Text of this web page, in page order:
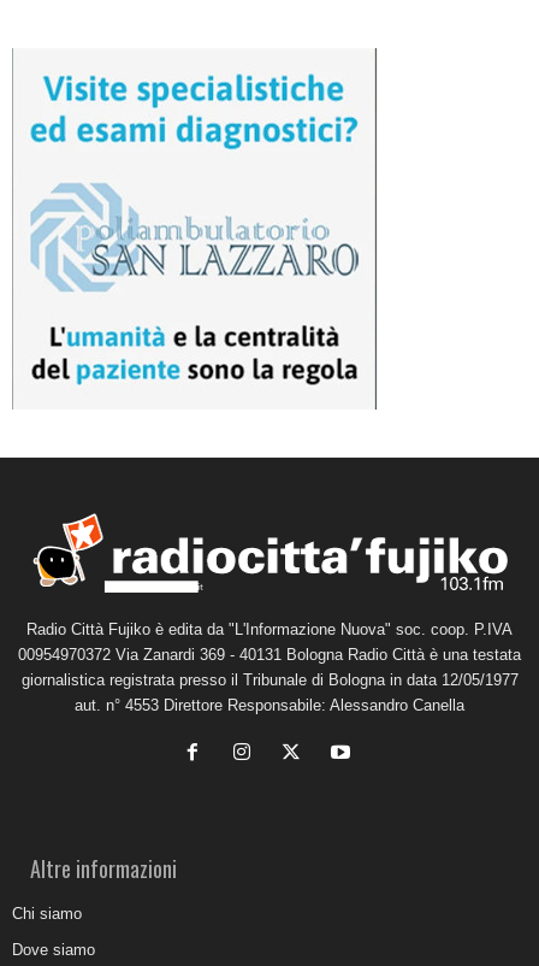
Radio Città Fujiko è edita da "L'Informazione Nuova" soc. coop. P.IVA
00954970372 Via Zanardi 369 - 40131 Bologna Radio Città è una testata
giornalistica registrata presso il Tribunale di Bologna in data 12/05/1977
aut. n° 4553 Direttore Responsabile: Alessandro Canella
Altre informazioni
Chi siamo
Dove siamo